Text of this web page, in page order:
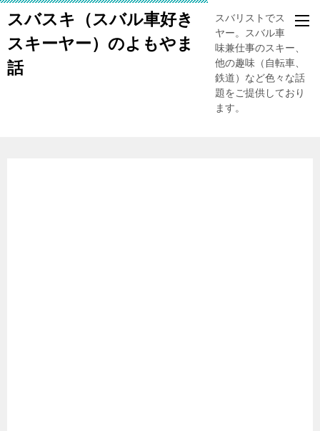
スバスキ（スバル車好き
スキーヤー）のよもやま
話
スバリストでスキー
ヤー。スバル車、趣
味兼仕事のスキー、
他の趣味（自転車、
鉄道）など色々な話
題をご提供しており
ます。